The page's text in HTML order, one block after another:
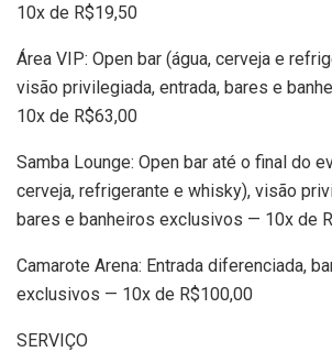
10x de R$19,50
Área VIP: Open bar (água, cerveja e
visão privilegiada, entrada, bares e
10x de R$63,00
Samba Lounge: Open bar até o final do
cerveja, refrigerante e whisky), visão
bares e banheiros exclusivos — 10x de
Camarote Arena: Entrada diferenciada,
exclusivos — 10x de R$100,00
SERVIÇO